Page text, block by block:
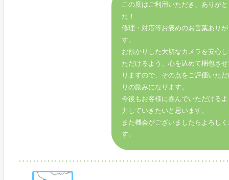
この度はご利用いただき、ありが
た！
修理・対応等お褒めのお言葉あり
す。
お預かりした大切なカメラを安心
ただけるよう、心を込めて梱包さ
りますので、その点をご評価いた
りの励みになります。
今後もお客様に喜んでいただける
力していきたいと思います。
また機会がございましたらよろし
す。